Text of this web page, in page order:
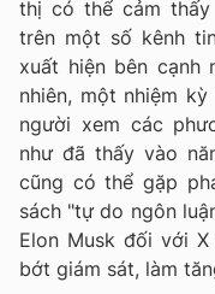
thị có thể cảm
trên một số kênh
xuất hiện bên cạnh
nhiên, một nhiệm
người xem các
như đã thấy vào
cũng có thể gặp
sách "tự do ngôn
Elon Musk đối với
bớt giám sát, làm